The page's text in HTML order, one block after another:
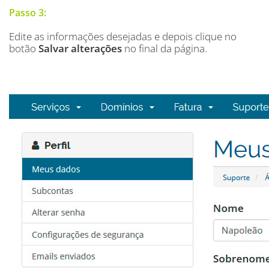
Passo 3:
Edite as informações desejadas e depois clique no
botão Salvar alterações no final da página.